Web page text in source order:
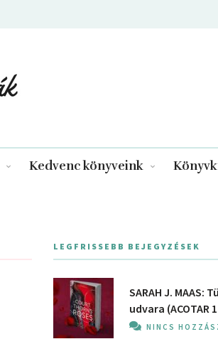
Kedvenc könyveink
LEGFRISSEBB BEJEGYZÉSEK
SARAH J. MAAS:
udvara (ACOTAR
NINCS